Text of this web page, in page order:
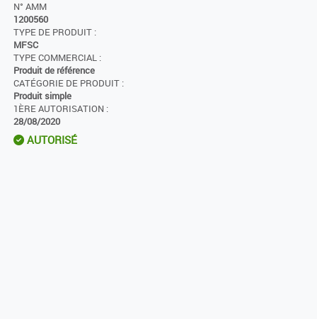
N° AMM
1200560
TYPE DE PRODUIT :
MFSC
TYPE COMMERCIAL :
Produit de référence
CATÉGORIE DE PRODUIT :
Produit simple
1ÈRE AUTORISATION :
28/08/2020
AUTORISÉ